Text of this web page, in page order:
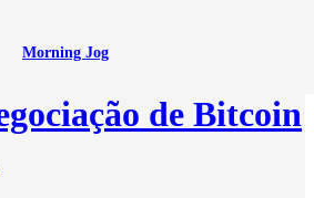
Morning Jog
de Bitcoin